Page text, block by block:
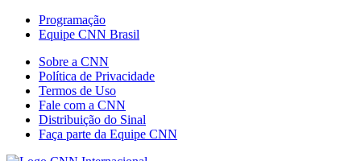
Programação
Equipe CNN Brasil
Sobre a CNN
Política de Privacidade
Termos de Uso
Fale com a CNN
Distribuição do Sinal
Faça parte da Equipe CNN